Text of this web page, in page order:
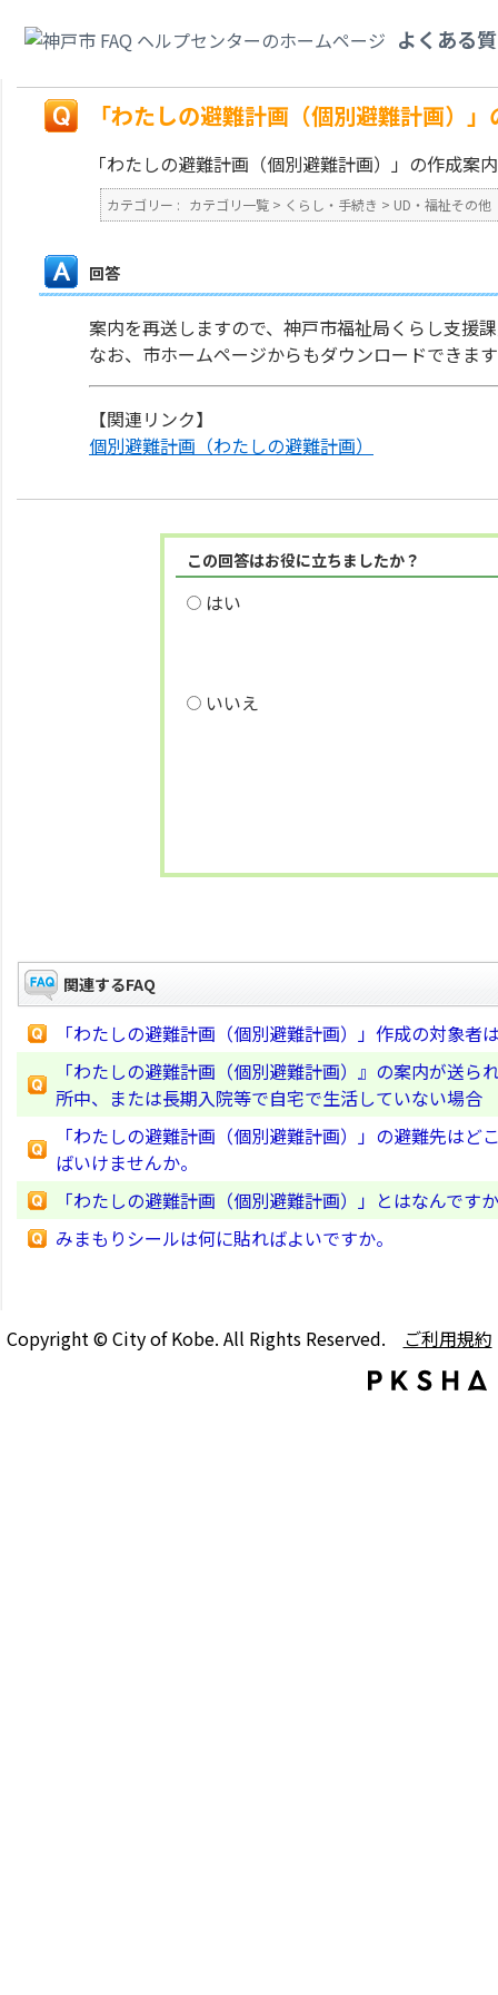
よくある
ほしい。
「わたしの避難計画（個別避難計画）
「わたしの避難計画（個別避難計画）」の作成案
カテゴリー : カテゴリ一覧 > くらし・手続き > UD・福祉その他
回答
案内を再送しますので、神戸市福祉局くらし支援
なお、市ホームページからもダウンロードできま
【関連リンク】
個別避難計画（わたしの避難計画）
この回答はお役に立ちましたか？
はい
いいえ
関連するFAQ
「わたしの避難計画（個別避難計画）」作成の対象
「わたしの避難計画（個別避難計画）』の案内が送
所中、または長期入院等で自宅で生活していない場合
「わたしの避難計画（個別避難計画）」の避難先は
ばいけませんか。
「わたしの避難計画（個別避難計画）」とはなんです
みまもりシールは何に貼ればよいですか。
Copyright © City of Kobe. All Rights Reserved. ご利用規約